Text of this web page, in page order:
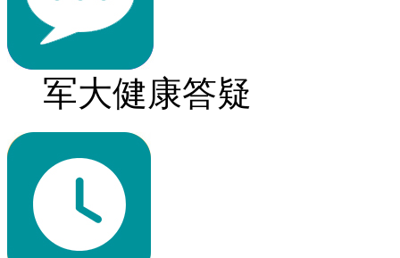
军大健康答疑